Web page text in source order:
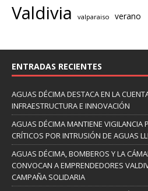
Valdivia valparaiso verano
ENTRADAS RECIENTES
AGUAS DÉCIMA DESTACA EN LA
INFRAESTRUCTURA E INNOVACIÓN
AGUAS DÉCIMA MANTIENE VIGILANCIA
CRÍTICOS POR INTRUSIÓN DE AGUAS
AGUAS DÉCIMA, BOMBEROS Y LA
CONVOCAN A EMPRENDEDORES
CAMPAÑA SOLIDARIA